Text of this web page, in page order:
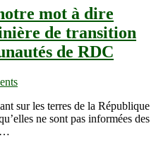
mot à dire
de transition
de RDC
sur les terres de la République
ne sont pas informées des